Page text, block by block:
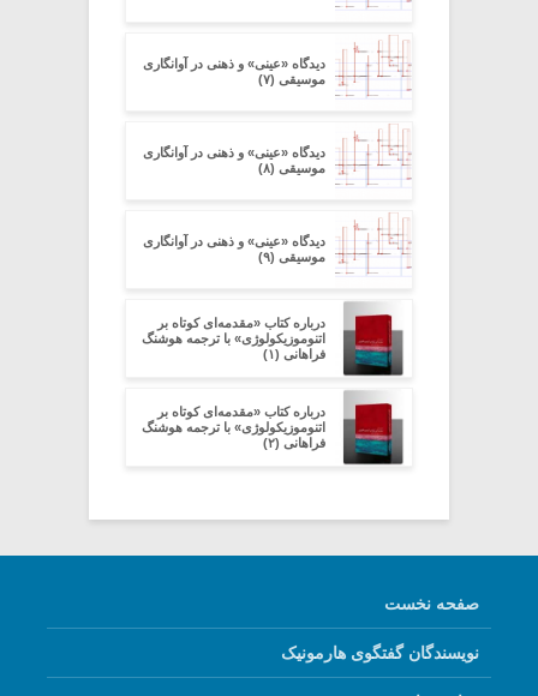
دیدگاه «عینی» و ذهنی در آوانگاری
موسیقی (۷)
دیدگاه «عینی» و ذهنی در آوانگاری
موسیقی (۸)
دیدگاه «عینی» و ذهنی در آوانگاری
موسیقی (۹)
درباره کتاب «مقدمه‌ای کوتاه بر
اتنوموزیکولوژی» با ترجمه هوشنگ
فراهانی (۱)
درباره کتاب «مقدمه‌ای کوتاه بر
اتنوموزیکولوژی» با ترجمه هوشنگ
فراهانی (۲)
صفحه نخست
نویسندگان گفتگوی هارمونیک